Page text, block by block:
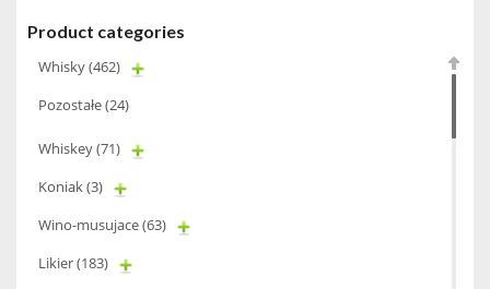
Product categories
Whisky(462)
Pozostałe(24)
Whiskey(71)
Koniak(3)
Wino-musujace(63)
Likier(183)